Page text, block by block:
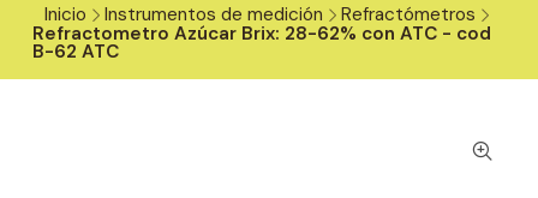
Inicio Instrumentos de medición
Refractómetros
Refractometro Azúcar Brix: 28-62% con ATC - cod
B-62 ATC